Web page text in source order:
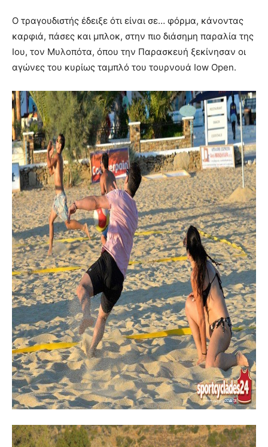
Ο τραγουδιστής έδειξε ότι είναι σε… φόρμα, κάνοντας
καρφιά, πάσες και μπλοκ, στην πιο διάσημη παραλία της
Ιου, τον Μυλοπότα, όπου την Παρασκευή ξεκίνησαν οι
αγώνες του κυρίως ταμπλό του τουρνουά Iow Open.